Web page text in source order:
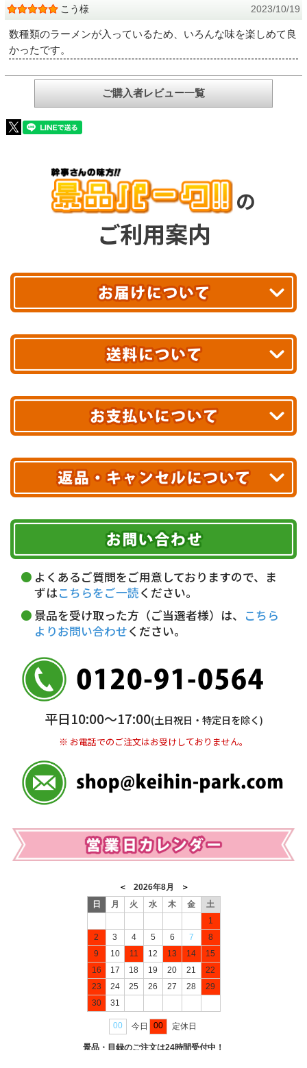
こう様 2023/10/19
数種類のラーメンが入っているため、いろんな味を楽しめて良
かったです。
ご購入者レビュー一覧
の
ご利用案内
最短翌日お届け!
あす着エリアが対象です。
エリアやお届け日の確認はこちら▶
※ 配送業者による配送遅延が生じる可能性がございます。
※ 沖縄・離島はお届けできません。
送料無料!
10,000円未満 全国一律1,100円(税込)
配送業者
ヤマト運輸
お届け可能時間帯
午前中 14～16時
16～18時
18～20時
19～21時 指定なし
クレジットカード
代金引換(現金のみ)
5,000円未満…330円(税込)
銀行振込(前払い)
普通 7263489
＜口座名＞ カ）ディースタイル
※ 振込み手数料お客様ご負担。
期限を含むルール（条件）や、お客様にご負担い
ただく費用がございます。
詳しくはこちら▶
よくあるご質問をご用意しておりますので、ま
ずはこちらをご一読ください。
景品を受け取った方（ご当選者様）は、 こちら
よりお問い合わせください。
平日10:00〜17:00(土日祝日・特定日を除く)
※ お電話でのご注文はお受けしておりません。